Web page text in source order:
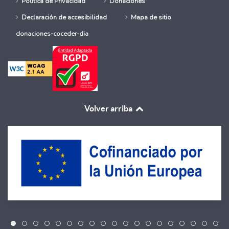
Declaración de accesibilidad
Mapa de sitio
donaciones-coceder-dia
Volver arriba